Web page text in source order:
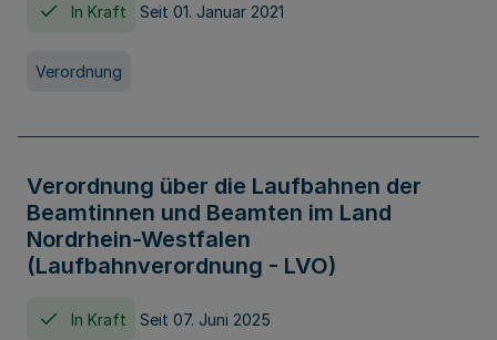
In Kraft Seit 01. Januar 2021
Verordnung
Verordnung über die Laufbahnen der
Beamtinnen und Beamten im Land
Nordrhein-Westfalen
(Laufbahnverordnung - LVO)
In Kraft Seit 07. Juni 2025